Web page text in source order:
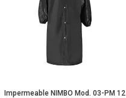
Impermeable NIMBO Mod. 03-PM 12